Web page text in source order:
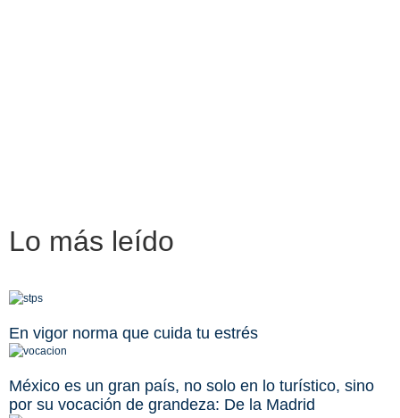
Lo más leído
En vigor norma que cuida tu estrés
México es un gran país, no solo en lo turístico, sino
por su vocación de grandeza: De la Madrid